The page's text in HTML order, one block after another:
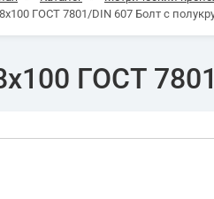
ГОСТ 7801/DIN 607 Болт с
ГОСТ